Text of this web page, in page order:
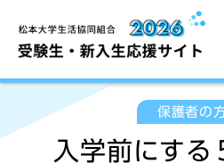
受験生の方へ
保護者の方へ
保護者の
入学前にする